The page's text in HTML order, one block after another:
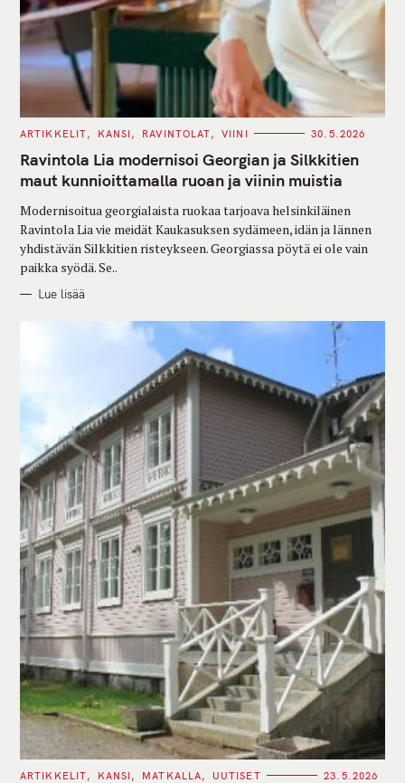
C
T
E
G
O
I
E
S
ARTIKKELIT KANSI RAVINTOLAT VIINI 30.5.2026
Ravintola Lia modernisoi Georgian ja Silkkitien
maut kunnioittamalla ruoan ja viinin muistia
Modernisoitua georgialaista ruokaa tarjoava helsinkiläinen
Ravintola Lia vie meidät Kaukasuksen sydämeen, idän ja lännen
yhdistävän Silkkitien risteykseen. Georgiassa pöytä ei ole vain
paikka syödä. Se..
Lue lisää
C
ARTIKKELIT KANSI MATKALLA UUTISET 23.5.2026